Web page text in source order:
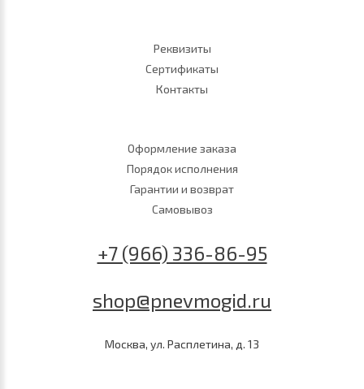
Реквизиты
Сертификаты
Контакты
Оформление заказа
Порядок исполнения
Гарантии и возврат
Самовывоз
+7 (966) 336-86-95
shop@pnevmogid.ru
Москва, ул. Расплетина, д. 13